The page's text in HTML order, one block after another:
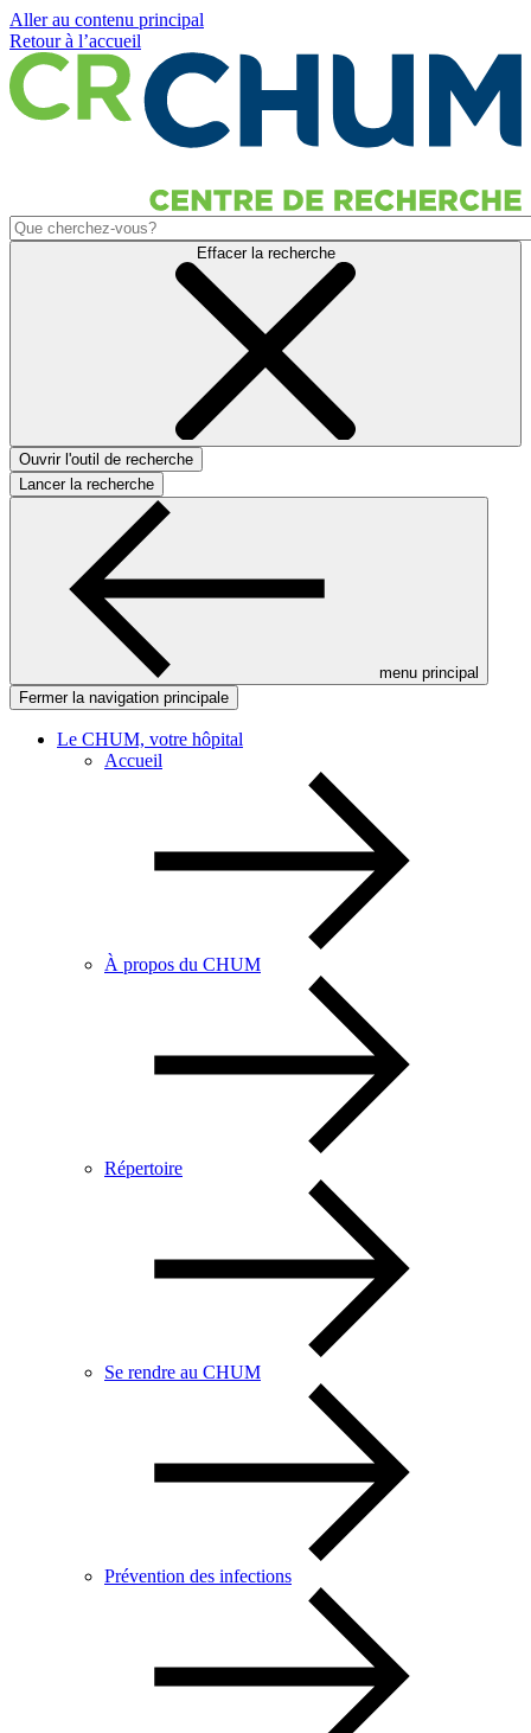
Aller au contenu principal
Retour à l’accueil
Effacer la recherche
Ouvrir l'outil de recherche
Lancer la recherche
menu principal
Fermer la navigation principale
Le CHUM, votre hôpital
Accueil
À propos du CHUM
Répertoire
Se rendre au CHUM
Prévention des infections